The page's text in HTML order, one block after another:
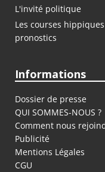
L'invité politique
Les courses
pronostics
Informations
Dossier de presse
QUI SOMMES-NOUS ?
Comment nous
Publicité
Mentions Légales
CGU